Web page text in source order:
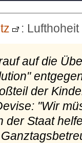
:
auf die
der
"Wir
der Staat